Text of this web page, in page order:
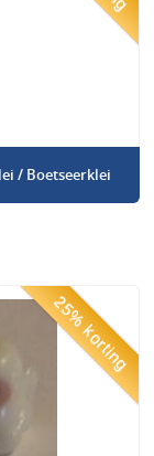
/ Boetseerklei
25% korting